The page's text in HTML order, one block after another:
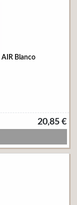
Blanco
20,85 €